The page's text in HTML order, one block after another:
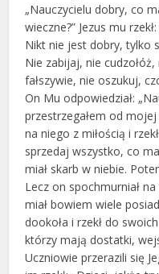
„Nauczycielu dobry, co
wieczne?” Jezus mu
Nikt nie jest dobry, tylko
Nie zabijaj, nie
fałszywie, nie oszukuj,
On Mu odpowiedział:
przestrzegałem od mojej
na niego z miłością i
sprzedaj wszystko, co
miał skarb w niebie.
Lecz on spochmurniał
miał bowiem wiele
dookoła i rzekł do
którzy mają dostatki,
Uczniowie przerazili się